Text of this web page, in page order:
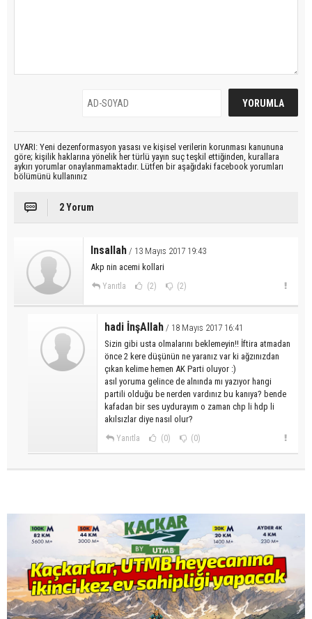
UYARI: Yeni dezenformasyon yasası ve kişisel verilerin korunması kanununa
göre; kişilik haklarına yönelik her türlü yayın suç teşkil ettiğinden, kurallara
aykırı yorumlar onaylanmamaktadır. Lütfen bir aşağıdaki facebook yorumları
bölümünü kullanınız
2 Yorum
Insallah / 13 Mayıs 2017 19:43
Akp nin acemi kollari
Yanıtla (2) (2)
hadi İnşAllah / 18 Mayıs 2017 16:41
Sizin gibi usta olmalarını beklemeyin!! İftira atmadan
önce 2 kere düşünün ne yaranız var ki ağzınızdan
çıkan kelime hemen AK Parti oluyor :)
asıl yoruma gelince de alnında mı yazıyor hangi
partili olduğu be nerden vardınız bu kanıya? bende
kafadan bir ses uydurayım o zaman chp li hdp li
akılsızlar diye nasıl olur?
Yanıtla (0) (0)